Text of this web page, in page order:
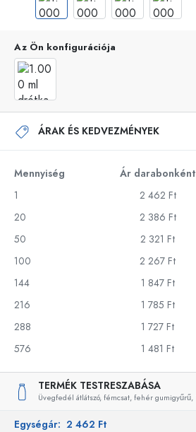
Az Ön konfigurációja
ÁRAK ÉS KEDVEZMÉNYEK
Mennyiség Ár darabonként
1
2 462 Ft
20
2 386 Ft
50
2 321 Ft
100
2 267 Ft
144
1 847 Ft
216
1 785 Ft
288
1 727 Ft
576
1 481 Ft
TERMÉK TESTRESZABÁSA
Üvegfedél átlátszó, fémcsat, fehér gumigyűrű,
Egységár: 2 462 Ft